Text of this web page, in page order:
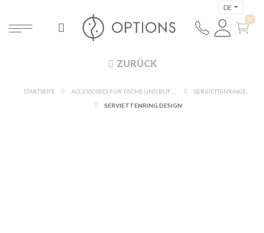
DE
ZURÜCK
STARTSEITE
SERVIETTENRINGE
SERVIETTENRING DESIGN